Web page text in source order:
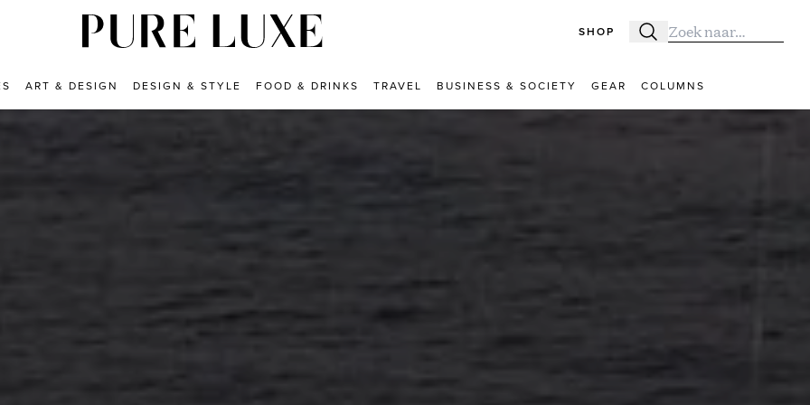
SHOP Zoeken
Zoek naar:
ART & DESIGN DESIGN & STYLE FOOD & DRINKS TRAVEL BUSINESS & SOCIETY GEAR COLUMNS